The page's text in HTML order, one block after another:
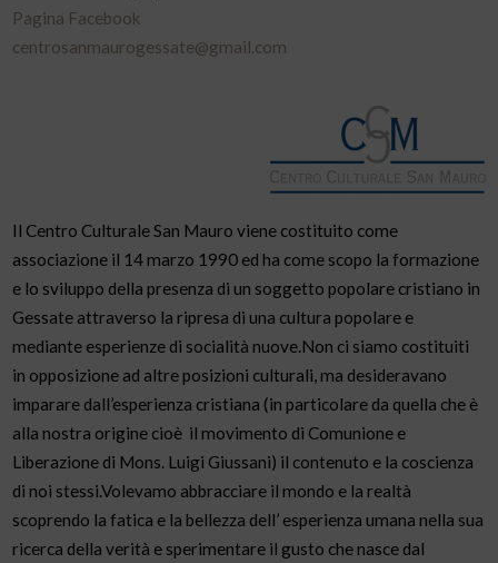
Pagina Facebook
centrosanmaurogessate@gmail.com
Il Centro Culturale San Mauro viene costituito come
associazione il 14 marzo 1990 ed ha come scopo la formazione
e lo sviluppo della presenza di un soggetto popolare cristiano in
Gessate attraverso la ripresa di una cultura popolare e
mediante esperienze di socialità nuove.Non ci siamo costituiti
in opposizione ad altre posizioni culturali, ma desideravano
imparare dall’esperienza cristiana (in particolare da quella che è
alla nostra origine cioè il movimento di Comunione e
Liberazione di Mons. Luigi Giussani) il contenuto e la coscienza
di noi stessi.Volevamo abbracciare il mondo e la realtà
scoprendo la fatica e la bellezza dell’ esperienza umana nella sua
ricerca della verità e sperimentare il gusto che nasce dal